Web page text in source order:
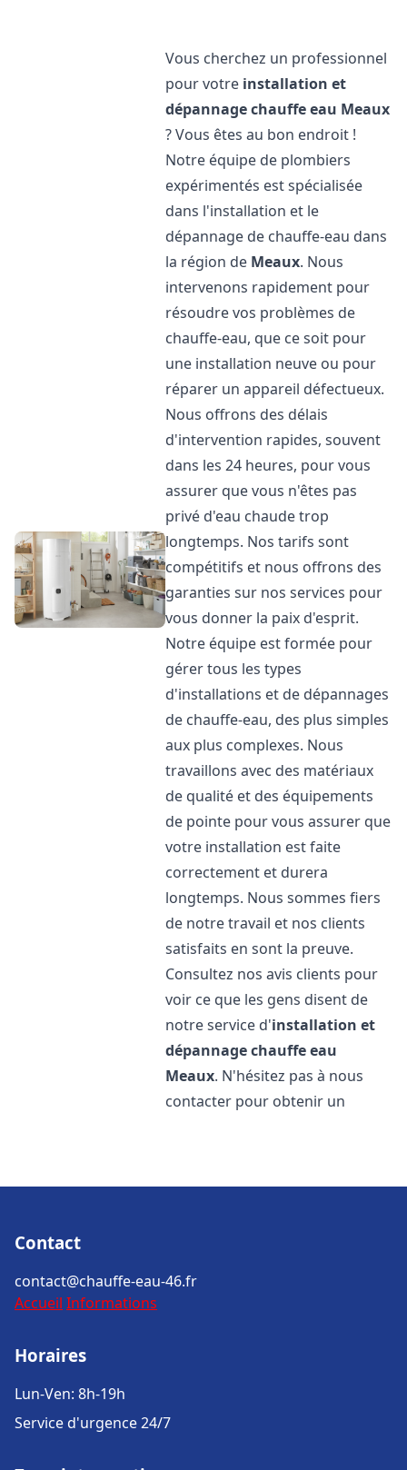
Vous cherchez un professionnel
pour votre installation et
dépannage chauffe eau Meaux
? Vous êtes au bon endroit !
Notre équipe de plombiers
expérimentés est spécialisée
dans l'installation et le
dépannage de chauffe-eau dans
la région de Meaux. Nous
intervenons rapidement pour
résoudre vos problèmes de
chauffe-eau, que ce soit pour
une installation neuve ou pour
réparer un appareil défectueux.
Nous offrons des délais
d'intervention rapides, souvent
dans les 24 heures, pour vous
assurer que vous n'êtes pas
privé d'eau chaude trop
longtemps. Nos tarifs sont
compétitifs et nous offrons des
garanties sur nos services pour
vous donner la paix d'esprit.
Notre équipe est formée pour
gérer tous les types
d'installations et de dépannages
de chauffe-eau, des plus simples
aux plus complexes. Nous
travaillons avec des matériaux
de qualité et des équipements
de pointe pour vous assurer que
votre installation est faite
correctement et durera
longtemps. Nous sommes fiers
de notre travail et nos clients
satisfaits en sont la preuve.
Consultez nos avis clients pour
voir ce que les gens disent de
notre service d'installation et
dépannage chauffe eau
Meaux. N'hésitez pas à nous
contacter pour obtenir un
Contact
contact@chauffe-eau-46.fr
Accueil Informations
Horaires
Lun-Ven: 8h-19h
Service d'urgence 24/7